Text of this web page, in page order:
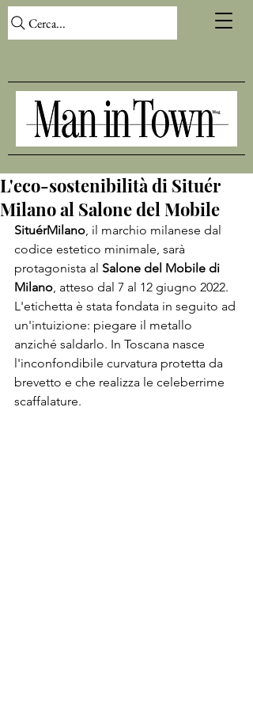
Cerca...
L'eco-sostenibilità di Situér
Milano al Salone del Mobile
SituérMilano, il marchio milanese dal
codice estetico minimale, sarà
protagonista al Salone del Mobile di
Milano, atteso dal 7 al 12 giugno 2022.
L'etichetta è stata fondata in seguito ad
un'intuizione: piegare il metallo
anziché saldarlo. In Toscana nasce
l'inconfondibile curvatura protetta da
brevetto e che realizza le celeberrime
scaffalature.